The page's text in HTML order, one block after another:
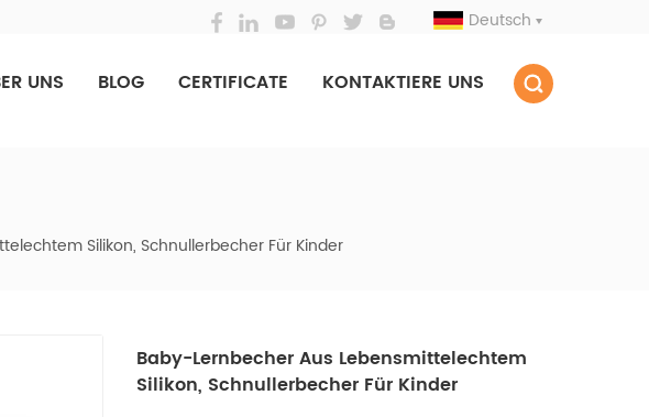
Deutsch
UNS BLOG CERTIFICATE KONTAKTIERE UNS
Silikon, Schnullerbecher Für Kinder
Baby-Lernbecher Aus Lebensmittelechtem
Silikon, Schnullerbecher Für Kinder